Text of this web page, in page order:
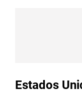
Estados